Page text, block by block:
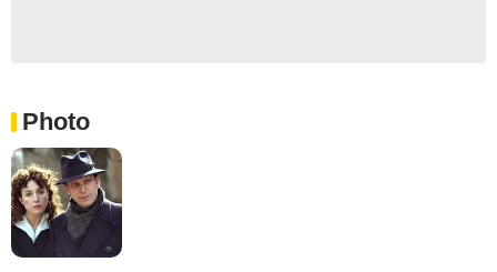
Photo